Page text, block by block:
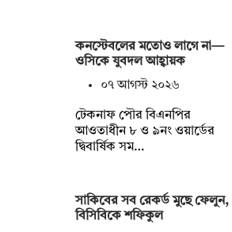
কনস্টেবলের মতোও লাগে না—
ওসিকে যুবদল আহ্বায়ক
০৭ আগস্ট ২০২৬
টেকনাফ পৌর বিএনপির
আওতাধীন ৮ ও ৯নং ওয়ার্ডের
দ্বিবার্ষিক সম…
সাকিবের সব রেকর্ড মুছে ফেলুন,
বিসিবিকে শফিকুল